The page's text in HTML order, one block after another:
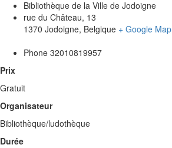
Bibliothèque de la Ville de Jodoigne
rue du Château, 13
1370 Jodoigne, Belgique + Google Map
Phone 32010819957
Prix
Gratuit
Organisateur
Bibliothèque/ludothèque
Durée